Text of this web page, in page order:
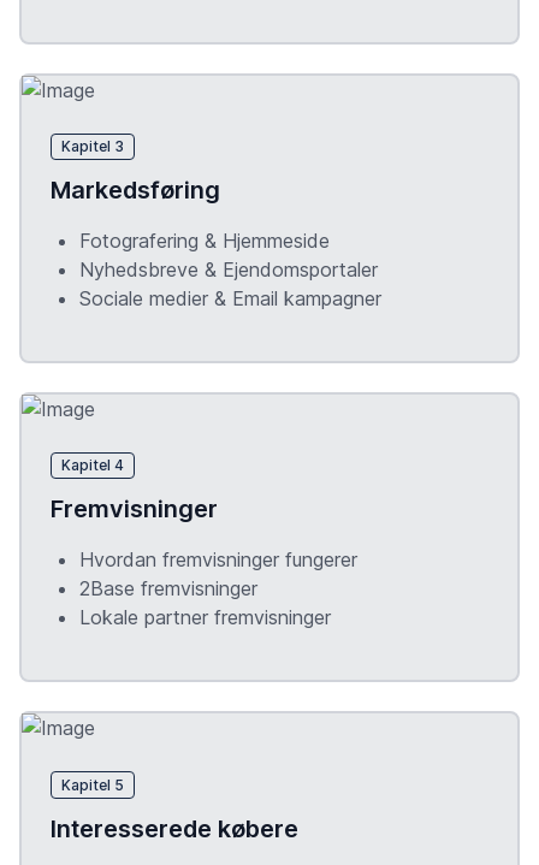
Kapitel 3
Markedsføring
Fotografering & Hjemmeside
Nyhedsbreve & Ejendomsportaler
Sociale medier & Email kampagner
Kapitel 4
Fremvisninger
Hvordan fremvisninger fungerer
2Base fremvisninger
Lokale partner fremvisninger
Kapitel 5
Interesserede købere